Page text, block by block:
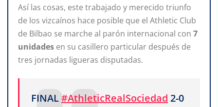
Así las cosas, este trabajado y merecido triunfo
de los vizcaínos hace posible que el Athletic Club
de Bilbao se marche al parón internacional con 7
unidades en su casillero particular después de
tres jornadas ligueras disputadas.
FINAL#AthleticRealSociedad 2-0